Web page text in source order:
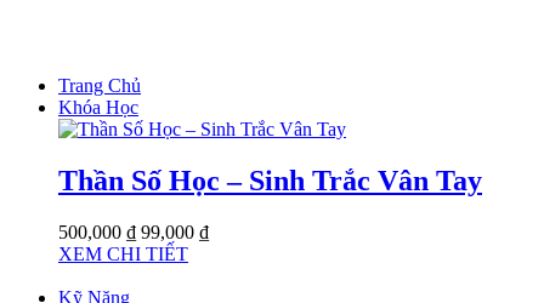
Trang Chủ
Khóa Học
Thần Số Học – Sinh Trắc Vân Tay
500,000 ₫ 99,000 ₫
XEM CHI TIẾT
Kỹ Năng